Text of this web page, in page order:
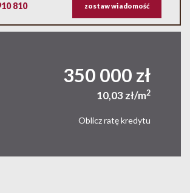
810 zostaw wiadomość
350 000 zł
10,03 zł/m2
Oblicz ratę kredytu